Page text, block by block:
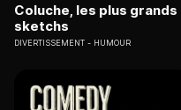
Coluche, les plus grands
sketchs
DIVERTISSEMENT HUMOUR